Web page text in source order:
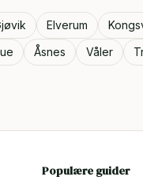
Elverum
Åsnes Våler
Populære guider